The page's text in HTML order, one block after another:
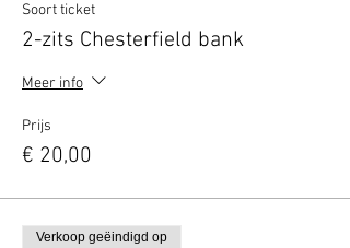
Soort ticket
2-zits Chesterfield bank
Meer info
Prijs
€ 20,00
Verkoop geëindigd op